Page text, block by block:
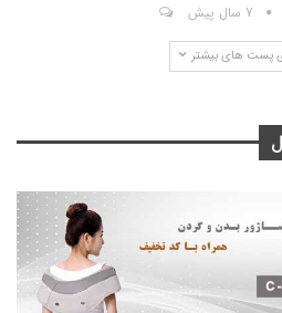
7 سال پیش
پست های بیشتر